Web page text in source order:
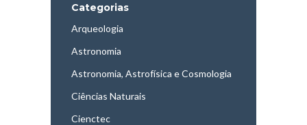
Categorias
Arqueologia
Astronomia
Astronomia, Astrofísica e Cosmologia
Ciências Naturais
Cienctec